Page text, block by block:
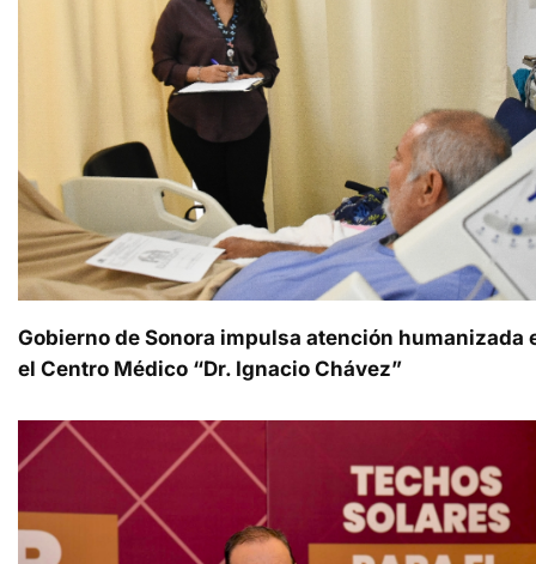
Gobierno de Sonora impulsa atención humanizada
el Centro Médico “Dr. Ignacio Chávez”